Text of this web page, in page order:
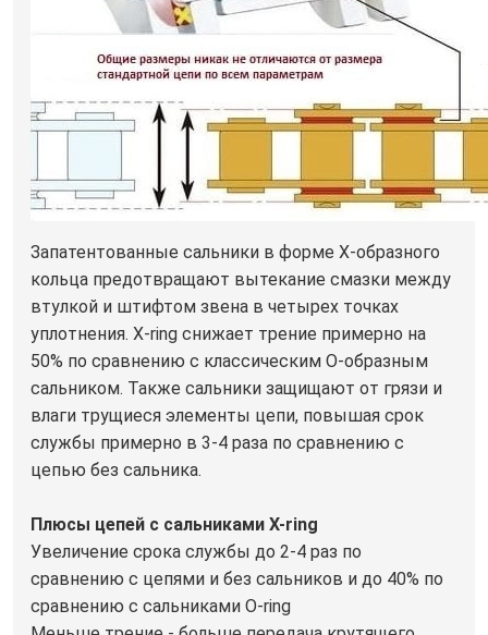
Запатентованные сальники в форме Х-образного
кольца предотвращают вытекание смазки между
втулкой и штифтом звена в четырех точках
уплотнения. X-ring снижает трение примерно на
50% по сравнению с классическим О-образным
сальником. Также сальники защищают от грязи и
влаги трущиеся элементы цепи, повышая срок
службы примерно в 3-4 раза по сравнению с
цепью без сальника.
Плюсы цепей с сальниками X-ring
Увеличение срока службы до 2-4 раз по
сравнению с цепями и без сальников и до 40% по
сравнению с сальниками O-ring